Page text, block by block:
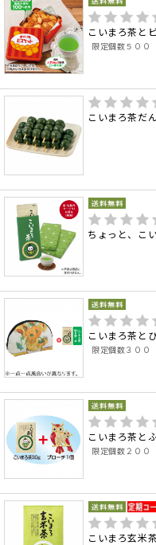
こいまろ茶と
限定個数５００
こいまろ茶だ
ちょっと、こ
こいまろ茶と
限定個数３００
こいまろ茶と
限定個数２００
こいまろ玄米